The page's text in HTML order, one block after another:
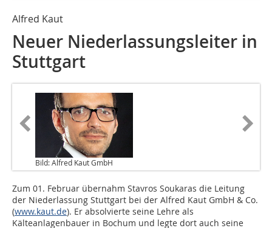
Alfred Kaut
Neuer Niederlas­sungsleiter in
Stuttgart
Bild: Alfred Kaut GmbH
Zum 01. Februar übernahm Stavros Soukaras die Leitung
der Niederlassung Stuttgart bei der Alfred Kaut GmbH & Co.
(www.kaut.de). Er absolvierte seine Lehre als
Kälteanlagenbauer in Bochum und legte dort auch seine